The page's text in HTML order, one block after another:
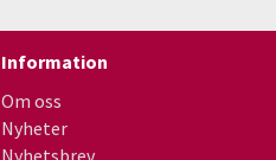
Information
Om oss
Nyheter